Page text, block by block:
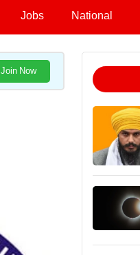
Jobs National
Join Now